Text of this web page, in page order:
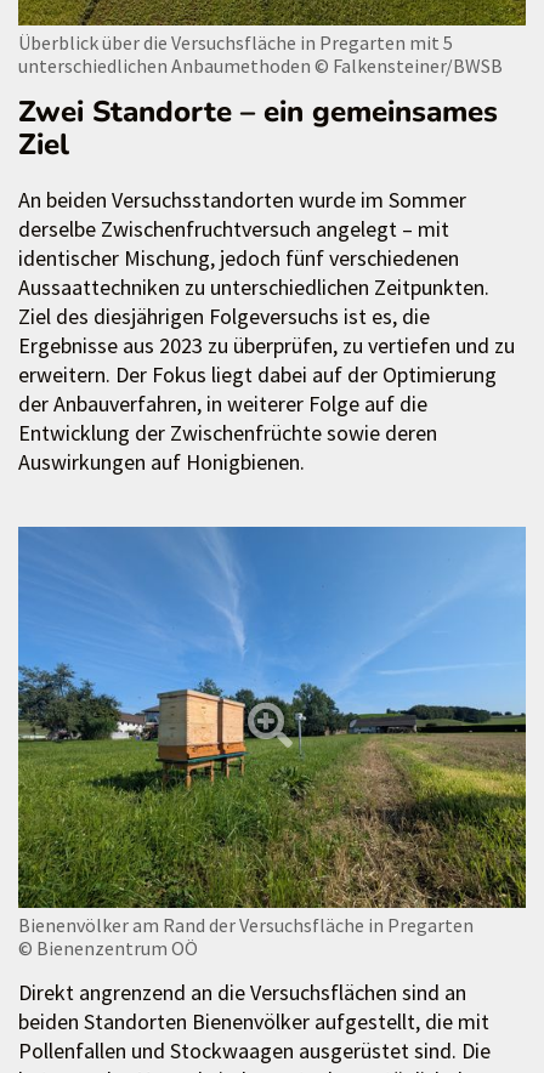
Überblick über die Versuchsfläche in Pregarten mit 5
unterschiedlichen Anbaumethoden © Falkensteiner/BWSB
Zwei Standorte – ein gemeinsames
Ziel
An beiden Versuchsstandorten wurde im Sommer
derselbe Zwischenfruchtversuch angelegt – mit
identischer Mischung, jedoch fünf verschiedenen
Aussaattechniken zu unterschiedlichen Zeitpunkten.
Ziel des diesjährigen Folgeversuchs ist es, die
Ergebnisse aus 2023 zu überprüfen, zu vertiefen und zu
erweitern. Der Fokus liegt dabei auf der Optimierung
der Anbauverfahren, in weiterer Folge auf die
Entwicklung der Zwischenfrüchte sowie deren
Auswirkungen auf Honigbienen.
Bienenvölker am Rand der Versuchsfläche in Pregarten
© Bienenzentrum OÖ
Direkt angrenzend an die Versuchsflächen sind an
beiden Standorten Bienenvölker aufgestellt, die mit
Pollenfallen und Stockwaagen ausgerüstet sind. Die